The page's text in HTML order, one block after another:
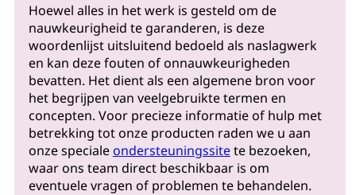
Hoewel alles in het werk is gesteld om de
nauwkeurigheid te garanderen, is deze
woordenlijst uitsluitend bedoeld als naslagwerk
en kan deze fouten of onnauwkeurigheden
bevatten. Het dient als een algemene bron voor
het begrijpen van veelgebruikte termen en
concepten. Voor precieze informatie of hulp met
betrekking tot onze producten raden we u aan
onze specialeondersteuningssitete bezoeken,
waar ons team direct beschikbaar is om
eventuele vragen of problemen te behandelen.